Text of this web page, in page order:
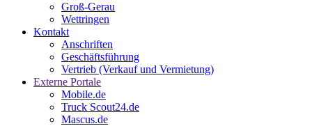
Groß-Gerau
Wettringen
Kontakt
Anschriften
Geschäftsführung
Vertrieb (Verkauf und Vermietung)
Externe Portale
Mobile.de
Truck Scout24.de
Mascus.de